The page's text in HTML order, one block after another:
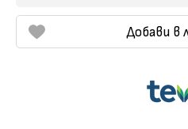
Добави в